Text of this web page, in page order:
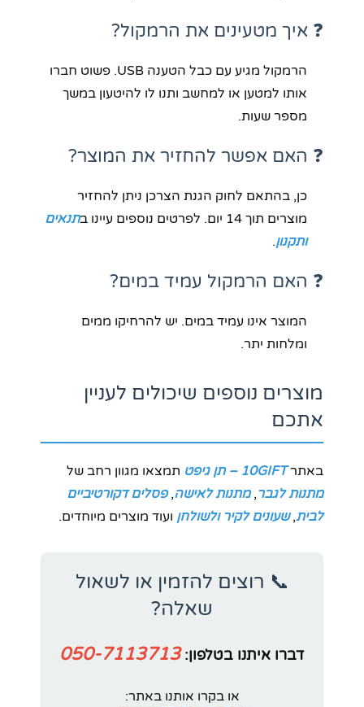
❓ איך מטעינים את הרמקול?
הרמקול מגיע עם כבל הטענה USB. פשוט חברו
אותו למטען או למחשב ותנו לו להיטעון במשך
מספר שעות.
❓ האם אפשר להחזיר את המוצר?
כן, בהתאם לחוק הגנת הצרכן ניתן להחזיר
מוצרים תוך 14 יום. לפרטים נוספים עיינו ב
תנאים
ותקנון.
❓ האם הרמקול עמיד במים?
המוצר אינו עמיד במים. יש להרחיקו ממים
ומלחות יתר.
מוצרים נוספים שיכולים לעניין
אתכם
באתר10GIFT – תן גיפט
תמצאו מגוון רחב של
מתנות לגבר,מתנות לאישה,פסלים דקורטיביים
לבית,שעונים לקיר ולשולחן ועוד מוצרים מיוחדים.
📞 רוצים להזמין או לשאול
שאלה?
דברו איתנו בטלפון: 050-7113713
או בקרו אותנו באתר: